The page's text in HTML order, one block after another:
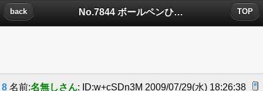
No.7844 ボールペンひとつで簡単☆キレイになる方法についたコメント
back TOP
8 名前:名無しさん: ID:w+cSDn3M 2009/07/29(水) 18:26:38